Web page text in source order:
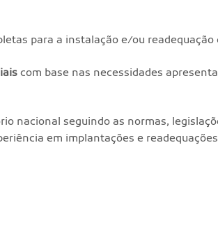
para a instalação e/ou
com base nas necessidades
nacional seguindo as normas,
em implantações e